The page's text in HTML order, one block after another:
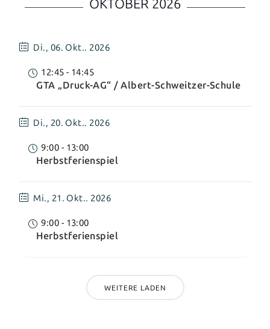
OKTOBER 2026
Di., 06. Okt.. 2026
12:45 - 14:45
GTA „Druck-AG“ / Albert-Schweitzer-Schule
Di., 20. Okt.. 2026
9:00 - 13:00
Herbstferienspiel
Mi., 21. Okt.. 2026
9:00 - 13:00
Herbstferienspiel
WEITERE LADEN